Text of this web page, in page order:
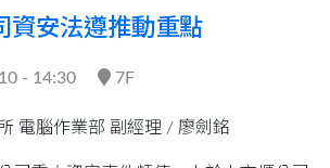
資安法遵推動重點
- 14:30 7F
電腦作業部 副經理 / 廖劍銘